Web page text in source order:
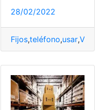
,plazo
28/02/2022
Fijos,teléfono,usar,